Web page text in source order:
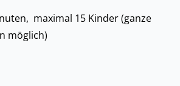
maximal 15 Kinder (ganze
möglich)